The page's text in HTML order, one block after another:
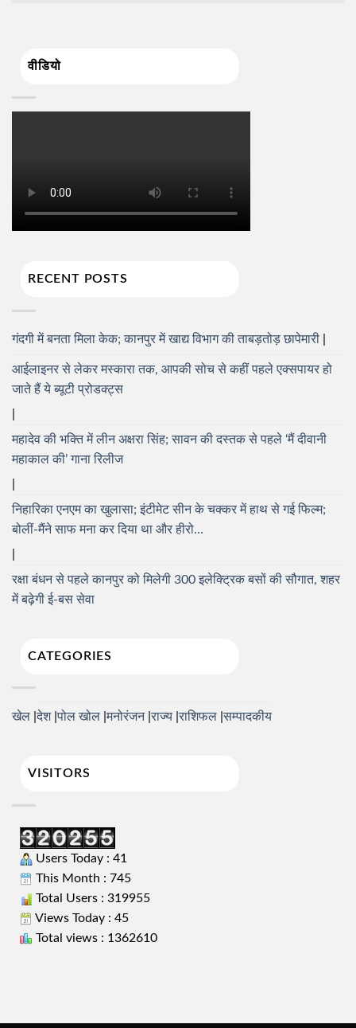
वीडियो
RECENT POSTS
गंदगी में बनता मिला केक; कानपुर में खाद्य विभाग की ताबड़तोड़ छापेमारी
आईलाइनर से लेकर मस्कारा तक, आपकी सोच से कहीं पहले एक्सपायर हो
जाते हैं ये ब्यूटी प्रोडक्ट्स
महादेव की भक्ति में लीन अक्षरा सिंह; सावन की दस्तक से पहले ‘मैं दीवानी
महाकाल की’ गाना रिलीज
निहारिका एनएम का खुलासा; इंटीमेट सीन के चक्कर में हाथ से गई फिल्म;
बोलीं-मैंने साफ मना कर दिया था और हीरो…
रक्षा बंधन से पहले कानपुर को मिलेगी 300 इलेक्ट्रिक बसों की सौगात, शहर
में बढ़ेगी ई-बस सेवा
CATEGORIES
खेल देश पोल खोल मनोरंजन राज्य राशिफल सम्पादकीय
VISITORS
Users Today : 41
This Month : 745
Total Users : 319955
Views Today : 45
Total views : 1362610